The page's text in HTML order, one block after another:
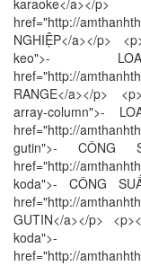
href="http://
NGHIỆP</a></p>
keo">-
href="http://
RANGE</a></p>
array-column">-
href="http://
gutin">- CÔNG
href="http://
koda">- CÔNG
href="http://
GUTIN</a></p>
koda">-
href="http://